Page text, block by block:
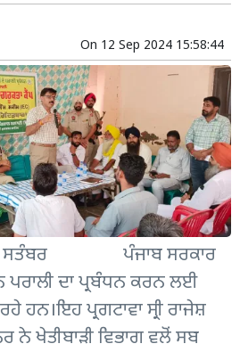
On 12 Sep 2024 15:58:44
12 ਸਤੰਬਰ ਪੰਜਾਬ ਸਰਕਾਰ
ਦਾ ਪ੍ਰਬੰਧਨ ਕਰਨ ਲਈ
ਹਨ।ਇਹ ਪ੍ਰਗਟਾਵਾ ਸ੍ਰੀ ਰਾਜੇਸ਼
ਨੇ ਖੇਤੀਬਾੜੀ ਵਿਭਾਗ ਵਲੋਂ ਸਬ